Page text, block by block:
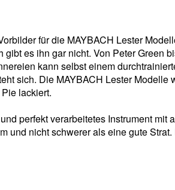
für die MAYBACH Lester
es ihn gar nicht. Von Peter Green
kann selbst einem
sich. Die MAYBACH Lester
lackiert.
perfekt verarbeitetes Instrument mit
und nicht schwerer als eine gute